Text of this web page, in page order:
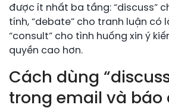
được ít nhất ba tầng: “discuss”
tính, “debate” cho tranh luận có
“consult” cho tình huống xin ý
quyền cao hơn.
Cách dùng
trong email và báo